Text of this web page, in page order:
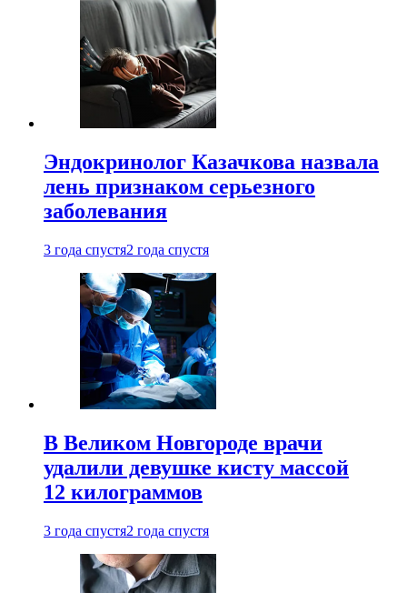
Эндокринолог Казачкова назвала
лень признаком серьезного
заболевания
3 года спустя2 года спустя
В Великом Новгороде врачи
удалили девушке кисту массой
12 килограммов
3 года спустя2 года спустя